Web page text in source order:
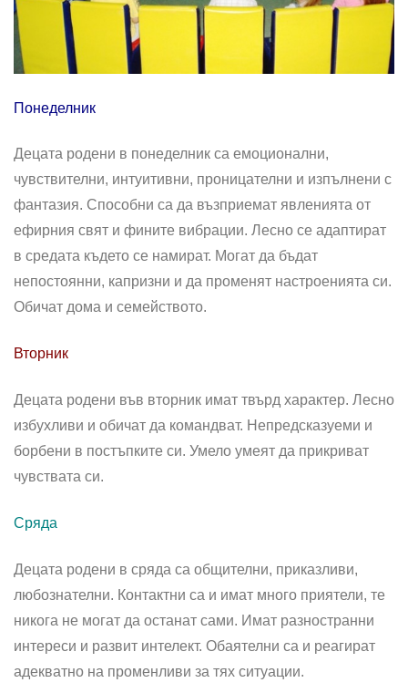
Понеделник
Децата родени в понеделник са емоционални,
чувствителни, интуитивни, проницателни и изпълнени с
фантазия. Способни са да възприемат явленията от
ефирния свят и фините вибрации. Лесно се адаптират
в средата където се намират. Могат да бъдат
непостоянни, капризни и да променят настроенията си.
Обичат дома и семейството.
Вторник
Децата родени във вторник имат твърд характер. Лесно
избухливи и обичат да командват. Непредсказуеми и
борбени в постъпките си. Умело умеят да прикриват
чувствата си.
Сряда
Децата родени в сряда са общителни, приказливи,
любознателни. Контактни са и имат много приятели, те
никога не могат да останат сами. Имат разностранни
интереси и развит интелект. Обаятелни са и реагират
адекватно на променливи за тях ситуации.